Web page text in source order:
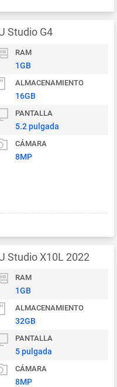
Studio G4
RAM
1GB
ALMACENAMIENTO
16GB
PANTALLA
5.2 pulgada
CÁMARA
8MP
Studio X10L 2022
RAM
1GB
ALMACENAMIENTO
32GB
PANTALLA
5 pulgada
CÁMARA
8MP